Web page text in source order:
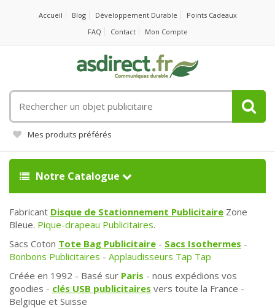
Accueil Blog Développement Durable
Points Cadeaux
FAQ
Contact Mon Compte
un
objet
publicitaire
Mes produits préférés
Notre Catalogue
Fabricant Disque de Stationnement Publicitaire Zone
Bleue. Pique-drapeau Publicitaires.
Sacs Coton Tote Bag Publicitaire - Sacs Isothermes -
Bonbons Publicitaires - Applaudisseurs Tap Tap
Créée en 1992 - Basé sur Paris - nous expédions vos
goodies - clés USB publicitaires vers toute la France -
Belgique et Suisse